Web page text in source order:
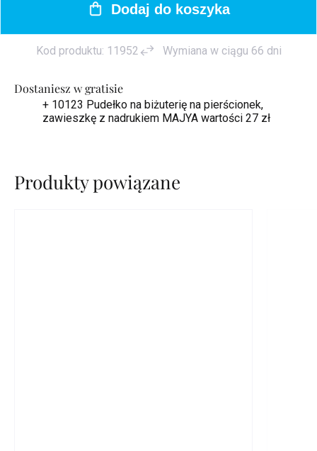
Dostaniesz w gratisie
+ 10123 Pudełko na biżuterię na pierścionek,
zawieszkę z nadrukiem MAJYA wartości 27 zł
Dodaj do koszyka
Kod produktu: 11952 Wymiana w ciągu 66 dni
Produkty powiązane